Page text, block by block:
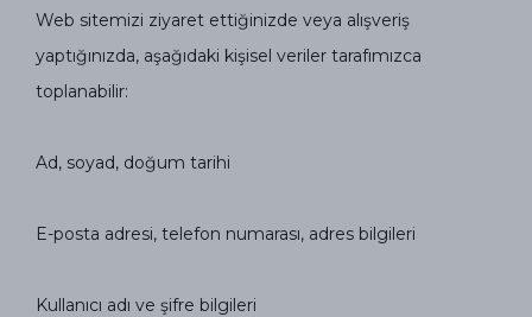
Web sitemizi ziyaret ettiğinizde veya alışveriş
yaptığınızda, aşağıdaki kişisel veriler tarafımızca
toplanabilir:
Ad, soyad, doğum tarihi
E-posta adresi, telefon numarası, adres bilgileri
Kullanıcı adı ve şifre bilgileri